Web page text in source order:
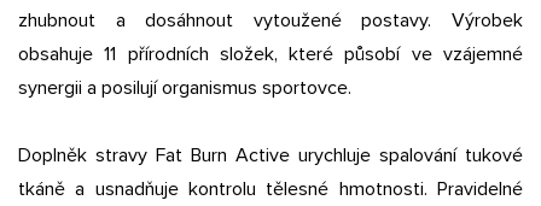
zhubnout a dosáhnout vytoužené postavy. Výrobek
obsahuje 11 přírodních složek, které působí ve vzájemné
synergii a posilují organismus sportovce.
Doplněk stravy Fat Burn Active urychluje spalování tukové
tkáně a usnadňuje kontrolu tělesné hmotnosti. Pravidelné